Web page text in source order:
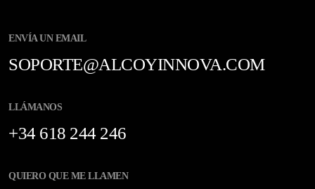
ENVÍA UN EMAIL
SOPORTE@ALCOYINNOVA.COM
LLÁMANOS
+34 618 244 246
QUIERO QUE ME LLAMEN